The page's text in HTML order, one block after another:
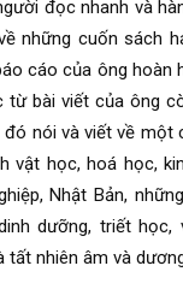
đọc nhanh và
những cuốn sách
cáo của ông hoàn
bài viết của ông
nói và viết về một
vật học, hoá học,
Nhật Bản,
dưỡng, triết
tất nhiên âm và